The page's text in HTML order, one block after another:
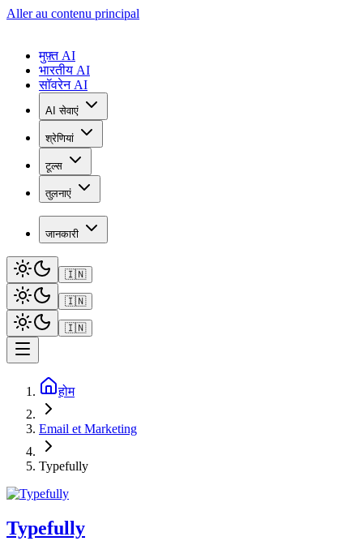
Aller au contenu principal
मुफ़्त AI
भारतीय AI
सॉवरेन AI
AI सेवाएं
श्रेणियां
टूल्स
तुलनाएं
जानकारी
🇮🇳
🇮🇳
🇮🇳
होम
Email et Marketing
Typefully
Typefully